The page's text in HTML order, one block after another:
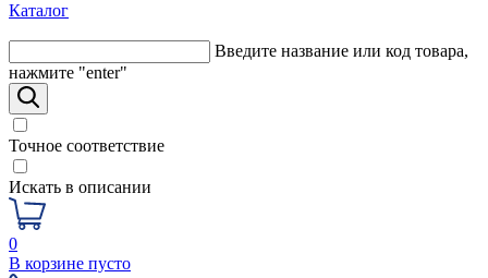
Каталог
Введите название или код товара,
нажмите "enter"
Точное соответствие
Искать в описании
0
В корзине пусто